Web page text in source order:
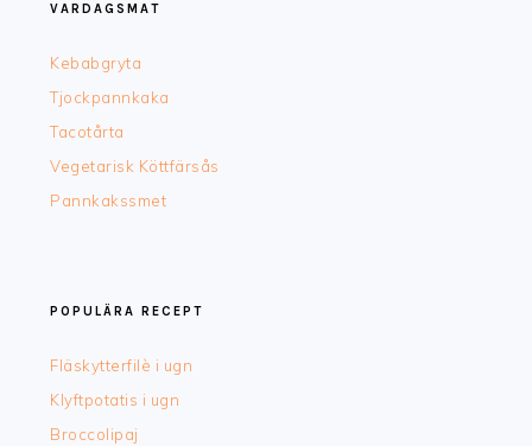
VARDAGSMAT
Kebabgryta
Tjockpannkaka
Tacotårta
Vegetarisk Köttfärsås
Pannkakssmet
POPULÄRA RECEPT
Fläskytterfilè i ugn
Klyftpotatis i ugn
Broccolipaj